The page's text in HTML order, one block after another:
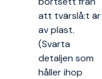
att tvärslå:t är
av plast.
(Svarta
detaljen som
håller ihop